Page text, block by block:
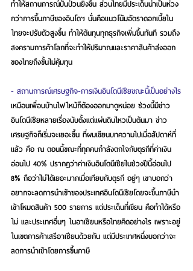
ทำให้สถานการณ์ปั่นป่วนยิ่งขึ้น ส่วนไทยมีประเด็นน่าเป็นห่วง
กว่าการขึ้นภาษีของอินโดฯ นั่นคือแนวโน้มอัตราดอกเบี้ยใน
ไทยจะปรับตัวสูงขึ้น ทำให้ต้นทุนทุกธุรกิจเพิ่มขึ้นทันที รวมถึง
สงครามการค้าโลกที่จะทำให้ปริมาณและราคาสินค้าส่งออก
ของไทยถึงขั้นไม่คุ้มทุน
- สถานการณ์เศรษฐกิจ-การเงินอินโดนีเซียขณะนี้เป็นอย่างไร
เหมือนเพื่อนบ้านไฟไหม้ก็ต้องออกมาดูหน่อย ช่วงนี้มีข่าว
อินโดนีเซียหลายเรื่องนับตั้งแต่แผ่นดินไหวเป็นต้นมา ข่าว
เศรษฐกิจก็เริ่มจะเยอะขึ้น ที่ผมเขียนบทความไปเมื่อสัปดาห์ที่
แล้ว คือ ณ ตอนนี้ขณะที่ทุกคนกำลังตกใจกับตุรกีที่ค่าเงิน
อ่อนไป 40% ปรากฏว่าค่าเงินอินโดนีเซียในช่วงปีนี้อ่อนไป
8% ถือว่าไม่ได้เยอะมากเมื่อเทียบกับตุรกี อยู่ๆ เขาบอกว่า
อยากจะลดการนำเข้าของประเทศอินโดนีเซียโดยจะขึ้นภาษีนำ
เข้าโหมดสินค้า 500 รายการ แต่ประเด็นที่เขียน คือทำได้หรือ
ไม่ และประเทศอื่นๆ ในอาเซียนหรือไทยคิดอย่างไร เพราะอยู่
ในเขตการค้าเสรีอาเซียนด้วยกัน แต่มีประเทศหนึ่งบอกว่าจะ
ลดการนำเข้าโดยการขึ้นภาษี